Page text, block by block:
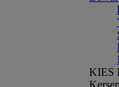
KIES